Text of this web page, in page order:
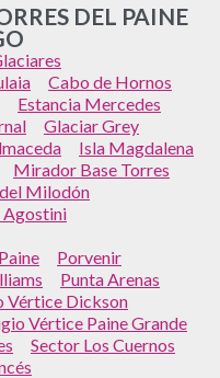
DEL PAINE
Cabo de Hornos
Estancia Mercedes
Glaciar Grey
Isla Magdalena
Mirador Base Torres
Milodón
Agostini
Porvenir
Punta Arenas
Vértice Dickson
Vértice Paine Grande
Sector Los Cuernos